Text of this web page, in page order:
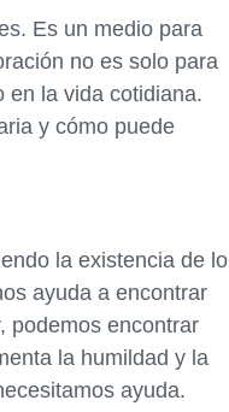
Es un medio para
no es solo para
en la vida cotidiana.
y cómo puede
la existencia de lo
ayuda a encontrar
podemos encontrar
la humildad y la
ayuda.